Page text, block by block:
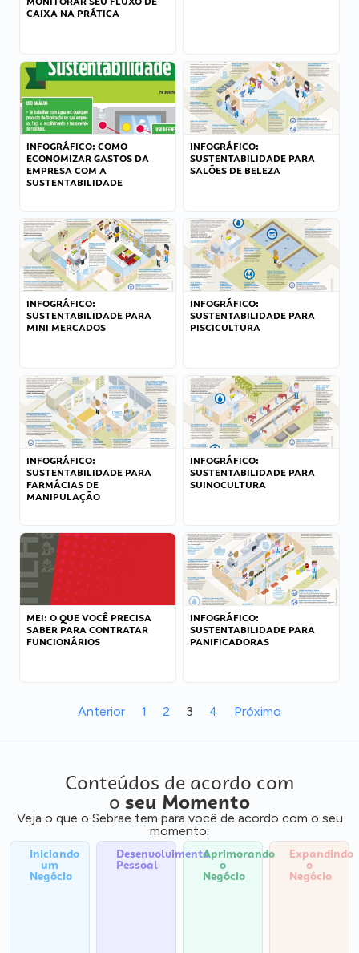
CAIXA NA PRÁTICA
INFOGRÁFICO: COMO
ECONOMIZAR GASTOS DA
EMPRESA COM A
SUSTENTABILIDADE
INFOGRÁFICO:
SUSTENTABILIDADE PARA
SALÕES DE BELEZA
INFOGRÁFICO:
SUSTENTABILIDADE PARA
MINI MERCADOS
INFOGRÁFICO:
SUSTENTABILIDADE PARA
PISCICULTURA
INFOGRÁFICO:
SUSTENTABILIDADE PARA
FARMÁCIAS DE
MANIPULAÇÃO
INFOGRÁFICO:
SUSTENTABILIDADE PARA
SUINOCULTURA
MEI: O QUE VOCÊ PRECISA
SABER PARA CONTRATAR
FUNCIONÁRIOS
INFOGRÁFICO:
SUSTENTABILIDADE PARA
PANIFICADORAS
Anterior 1 2 3 4 Próximo
Conteúdos de acordo com
o seu Momento
Veja o que o Sebrae tem para você de acordo com o seu
momento:
Iniciando
um
Negócio
Desenvolvimento
Pessoal
Aprimorando
o
Negócio
Expandindo
o
Negócio